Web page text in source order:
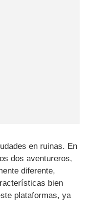
en ruinas. En
dos aventureros,
diferente,
bien
plataformas, ya